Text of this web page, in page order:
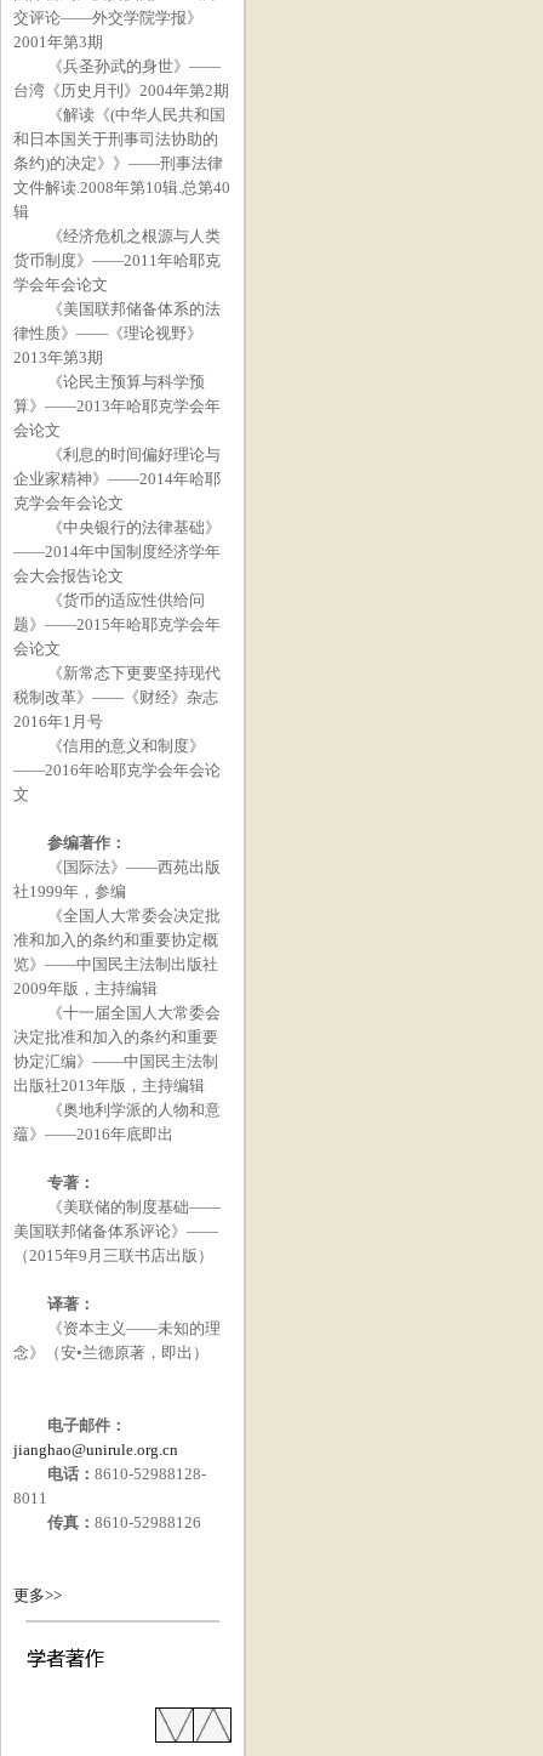
交评论——外交学院学报》
2001年第3期
《兵圣孙武的身世》——
台湾《历史月刊》 2004年第2期
《解读《(中华人民共和国
和日本国关于刑事司法协助的
条约)的决定》》——刑事法律
文件解读.2008年第10辑.总第40
辑
《经济危机之根源与人类
货币制度》——2011年哈耶克
学会年会论文
《美国联邦储备体系的法
律性质》——《理论视野》
2013年第3期
《论民主预算与科学预
算》——2013年哈耶克学会年
会论文
《利息的时间偏好理论与
企业家精神》——2014年哈耶
克学会年会论文
《中央银行的法律基础》
——2014年中国制度经济学年
会大会报告论文
《货币的适应性供给问
题》——2015年哈耶克学会年
会论文
《新常态下更要坚持现代
税制改革》——《财经》杂志
2016年1 月号
《信用的意义和制度》
——2016年哈耶克学会年会论
文
参编著作：
《国际法》——西苑出版
社1999年，参编
《全国人大常委会决定批
准和加入的条约和重要协定概
览》——中国民主法制出版社
2009年版，主持编辑
《十一届全国人大常委会
决定批准和加入的条约和重要
协定汇编》——中国民主法制
出版社2013年版，主持编辑
《奥地利学派的人物和意
蕴》——2016年底即出
专著：
《美联储的制度基础——
美国联邦储备体系评论》——
（2015年9 月三联书店出版）
译著：
《资本主义——未知的理
念》（安•兰德原著，即出）
电子邮件：
jianghao@unirule.org.cn
电话：8610-52988128-
8011
传真：8610-52988126
更多>>